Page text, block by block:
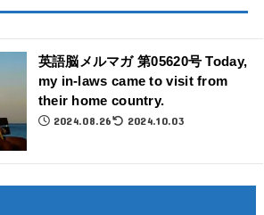
英語脳メルマガ 第05620号 Today,
my in-laws came to visit from
their home country.
2024.08.26 2024.10.03